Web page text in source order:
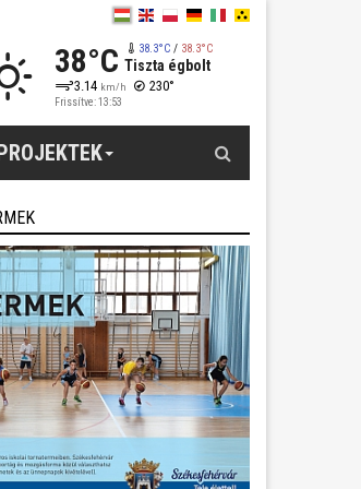
38°C 38.3°C/ 38.3°C
Tiszta égbolt
3.14 km/h 230°
Frissítve: 13:53